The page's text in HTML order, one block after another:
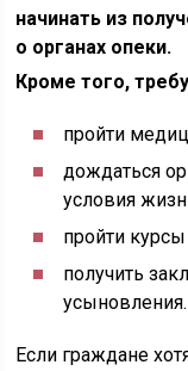
начинать из
о органах опеки.
Кроме того,
пройти
дождаться
условия
пройти
получить
усыновления.
Если граждане